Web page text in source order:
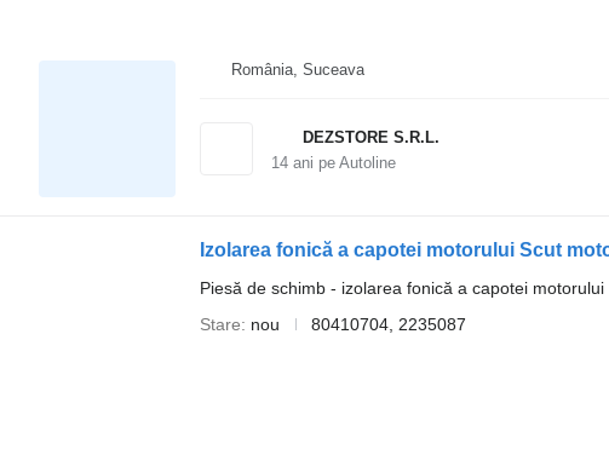
România, Suceava
DEZSTORE S.R.L.
14ani pe Autoline
Izolarea fonică a capotei motorului Scut
Piesă de schimb - izolarea fonică a capotei motorului
Stare
nou 80410704, 2235087